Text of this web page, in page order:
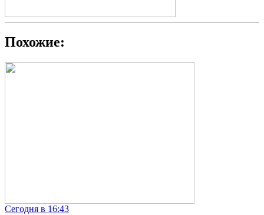
Похожие:
Сегодня в 16:43